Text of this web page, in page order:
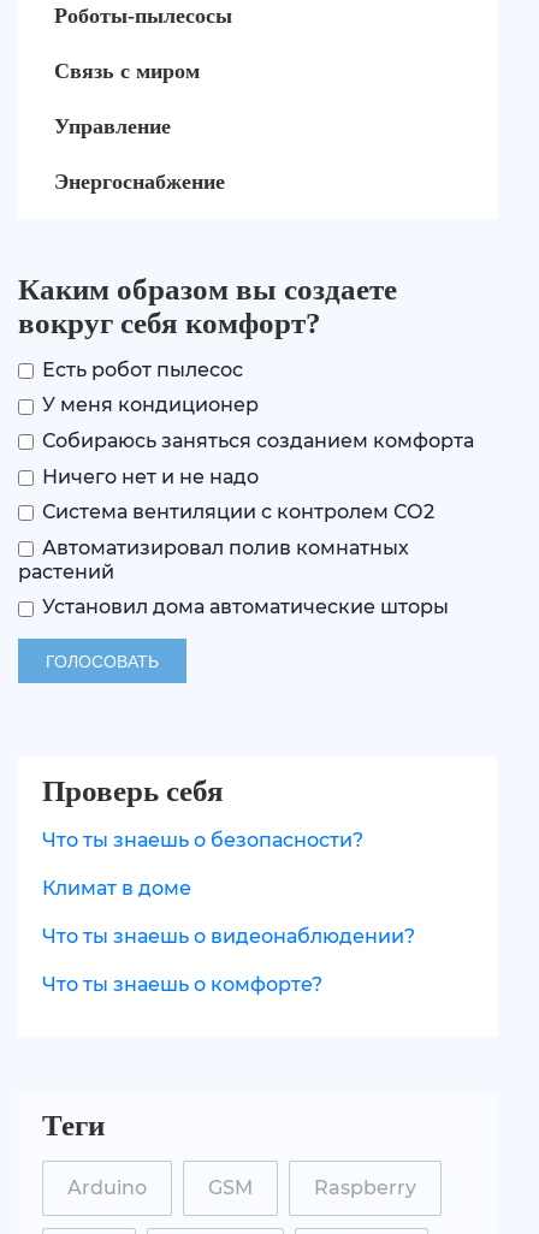
Роботы-пылесосы
Связь с миром
Управление
Энергоснабжение
Каким образом вы создаете
вокруг себя комфорт?
Есть робот пылесос
У меня кондиционер
Собираюсь заняться созданием комфорта
Ничего нет и не надо
Система вентиляции с контролем СО2
Автоматизировал полив комнатных
растений
Установил дома автоматические шторы
Проверь себя
Что ты знаешь о безопасности?
Климат в доме
Что ты знаешь о видеонаблюдении?
Что ты знаешь о комфорте?
Теги
Arduino GSM Raspberry